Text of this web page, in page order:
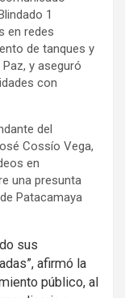
1
en redes
de tanques y
y aseguró
con
del
Cossío Vega,
en
una presunta
Patacamaya
sus
afirmó la
público, al